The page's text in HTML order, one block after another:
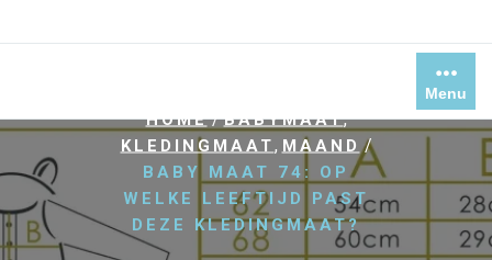
Menu
HOME/BABYMAAT,
KLEDINGMAAT, MAAND /
BABY MAAT 74: OP
WELKE LEEFTIJD PAST
DEZE KLEDINGMAAT?